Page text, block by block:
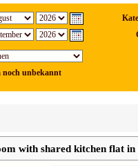
noch unbekannt
with shared kitchen flat